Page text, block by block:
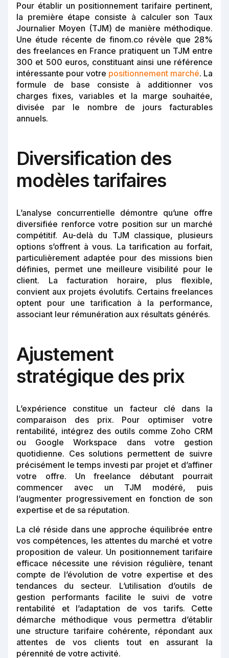
Pour établir un positionnement tarifaire pertinent,
la première étape consiste à calculer son Taux
Journalier Moyen (TJM) de manière méthodique.
Une étude récente de finom.co révèle que 28%
des freelances en France pratiquent un TJM entre
300 et 500 euros, constituant ainsi une référence
intéressante pour votre positionnement marché. La
formule de base consiste à additionner vos
charges fixes, variables et la marge souhaitée,
divisée par le nombre de jours facturables
annuels.
Diversification des
modèles tarifaires
L’analyse concurrentielle démontre qu’une offre
diversifiée renforce votre position sur un marché
compétitif. Au-delà du TJM classique, plusieurs
options s’offrent à vous. La tarification au forfait,
particulièrement adaptée pour des missions bien
définies, permet une meilleure visibilité pour le
client. La facturation horaire, plus flexible,
convient aux projets évolutifs. Certains freelances
optent pour une tarification à la performance,
associant leur rémunération aux résultats générés.
Ajustement
stratégique des prix
L’expérience constitue un facteur clé dans la
comparaison des prix. Pour optimiser votre
rentabilité, intégrez des outils comme Zoho CRM
ou Google Workspace dans votre gestion
quotidienne. Ces solutions permettent de suivre
précisément le temps investi par projet et d’affiner
votre offre. Un freelance débutant pourrait
commencer avec un TJM modéré, puis
l’augmenter progressivement en fonction de son
expertise et de sa réputation.
La clé réside dans une approche équilibrée entre
vos compétences, les attentes du marché et votre
proposition de valeur. Un positionnement tarifaire
efficace nécessite une révision régulière, tenant
compte de l’évolution de votre expertise et des
tendances du secteur. L’utilisation d’outils de
gestion performants facilite le suivi de votre
rentabilité et l’adaptation de vos tarifs. Cette
démarche méthodique vous permettra d’établir
une structure tarifaire cohérente, répondant aux
attentes de vos clients tout en assurant la
pérennité de votre activité.